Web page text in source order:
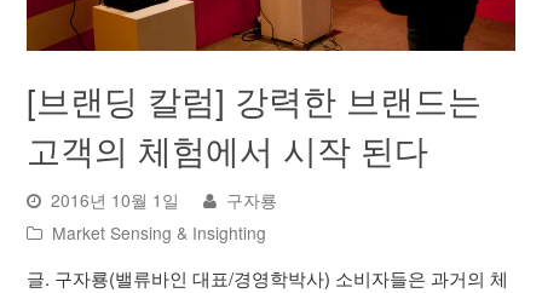
[브랜딩 칼럼] 강력한 브랜드는
고객의 체험에서 시작 된다
2016년 10월 1일
구자룡
Market Sensing & Insighting
글. 구자룡(밸류바인 대표/경영학박사) 소비자들은 과거의 체